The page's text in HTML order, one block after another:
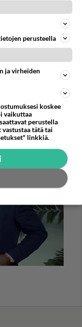
perusteella
ja virheiden
koskee
vaikuttaa
perustella
tätä tai
linkkiä.